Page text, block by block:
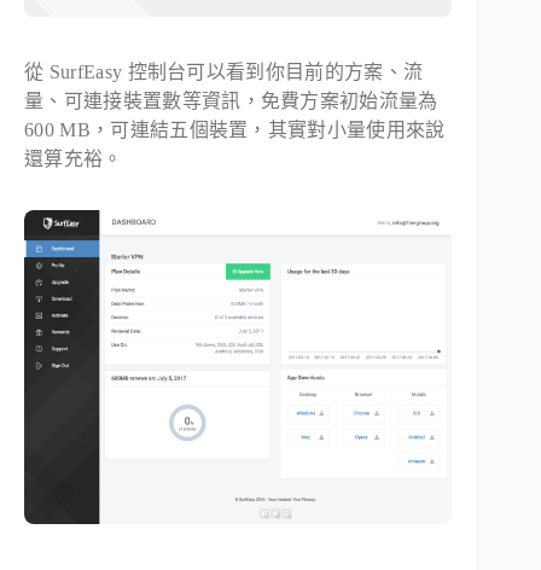
從 SurfEasy 控制台可以看到你目前的方案、流
量、可連接裝置數等資訊，免費方案初始流量為
600 MB，可連結五個裝置，其實對小量使用來說
還算充裕。